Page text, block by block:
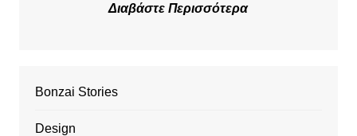
Διαβάστε Περισσότερα
Bonzai Stories
Design